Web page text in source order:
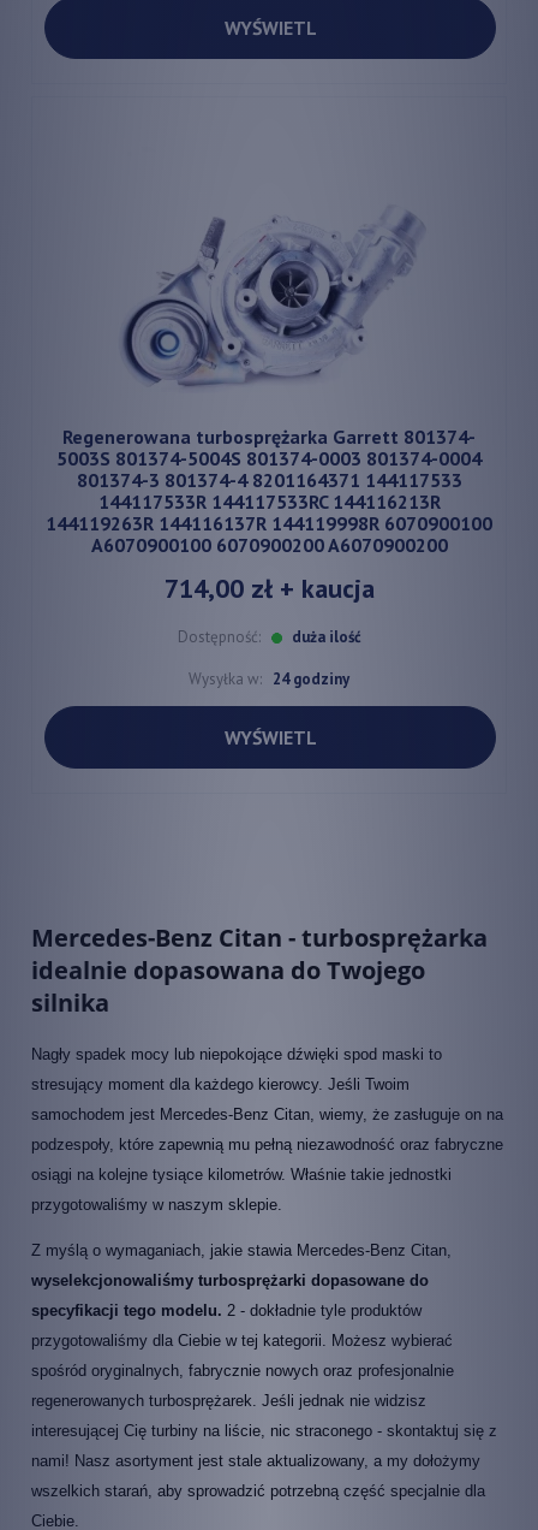
WYŚWIETL
Regenerowana turbosprężarka Garrett 801374-
5003S 801374-5004S 801374-0003 801374-0004
801374-3 801374-4 8201164371 144117533
144117533R 144117533RC 144116213R
144119263R 144116137R 144119998R 6070900100
A6070900100 6070900200 A6070900200
714,00 zł+ kaucja
Dostępność: duża ilość
Wysyłka w: 24 godziny
WYŚWIETL
Mercedes-Benz Citan - turbosprężarka
idealnie dopasowana do Twojego
silnika
Nagły spadek mocy lub niepokojące dźwięki spod maski to
stresujący moment dla każdego kierowcy. Jeśli Twoim
samochodem jest Mercedes-Benz Citan, wiemy, że zasługuje on na
podzespoły, które zapewnią mu pełną niezawodność oraz fabryczne
osiągi na kolejne tysiące kilometrów. Właśnie takie jednostki
przygotowaliśmy w naszym sklepie.
Z myślą o wymaganiach, jakie stawia Mercedes-Benz Citan,
wyselekcjonowaliśmy turbosprężarki dopasowane do
specyfikacji tego modelu. 2 - dokładnie tyle produktów
przygotowaliśmy dla Ciebie w tej kategorii. Możesz wybierać
spośród oryginalnych, fabrycznie nowych oraz profesjonalnie
regenerowanych turbosprężarek. Jeśli jednak nie widzisz
interesującej Cię turbiny na liście, nic straconego - skontaktuj się z
nami! Nasz asortyment jest stale aktualizowany, a my dołożymy
wszelkich starań, aby sprowadzić potrzebną część specjalnie dla
Ciebie.